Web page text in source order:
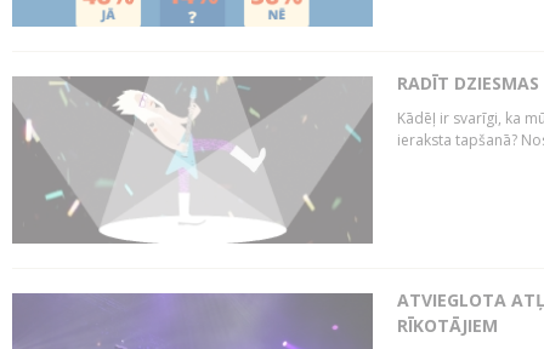
RADĪT
Kādēļ ir svarīgi, ka
ieraksta tapšanā?
ATVIEGLOTA
RĪKOTĀJIEM